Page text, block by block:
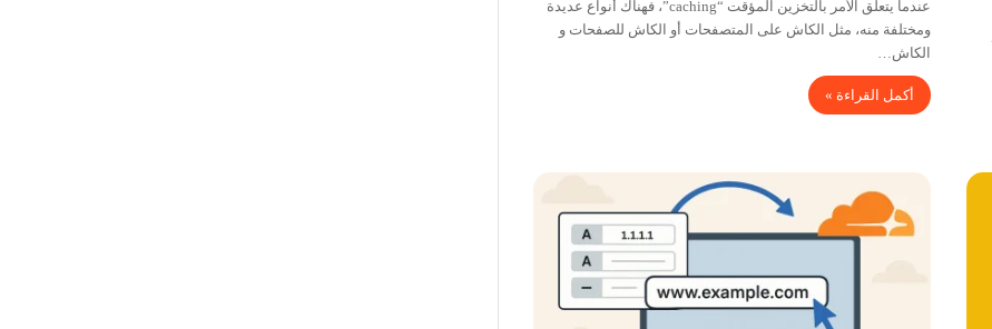
عندما يتعلق الأمر بالتخزين المؤقت “caching”، فهناك أنواع عديدة
ومختلفة منه، مثل الكاش على المتصفحات أو الكاش للصفحات و
الكاش…
أكمل القراءة »